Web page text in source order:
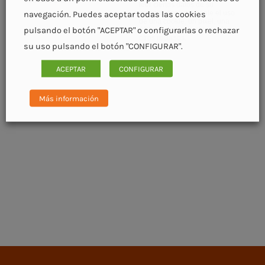
leer ciertos datos de su
computadora mediante el uso
API, seguimiento sin cookies u
otros recursos.
navegación. Puedes aceptar todas las cookies
pulsando el botón "ACEPTAR" o configurarlas o rechazar
su uso pulsando el botón "CONFIGURAR".
ACEPTAR CONFIGURAR
Más información